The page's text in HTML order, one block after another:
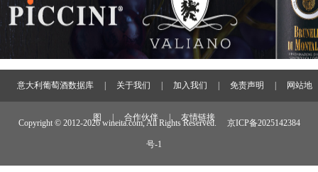
意大利葡萄酒数据库 关于我们 加入我们 免责声明 网站地
图 合作伙伴 友情链接
Copyright © 2012-2026 wineita.com, All Rights Reserved. 京ICP备2025142384
号-1